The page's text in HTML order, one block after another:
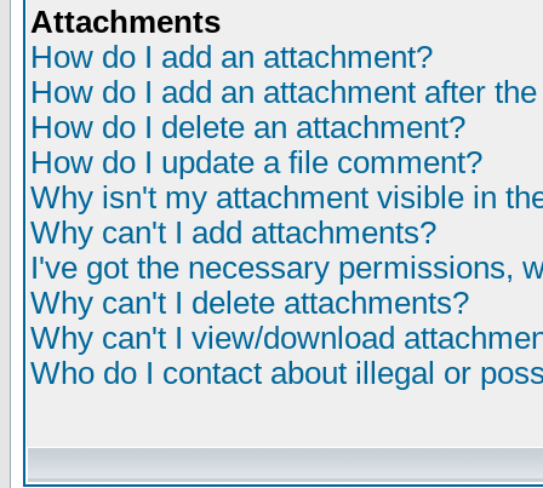
Attachments
How do I add an attachment?
How do I add an attachment after
How do I delete an attachment?
How do I update a file comment?
Why isn't my attachment visible in
Why can't I add attachments?
I've got the necessary permissions,
Why can't I delete attachments?
Why can't I view/download
Who do I contact about illegal or